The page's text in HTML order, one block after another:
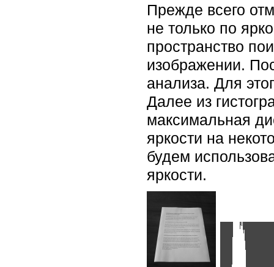
Прежде всего
не только по
пространство
изображении.
анализа. Для
Далее из
максимальная
яркости на
будем
яркости.